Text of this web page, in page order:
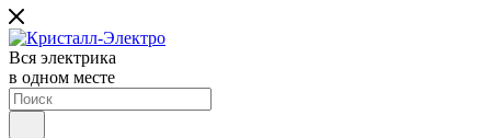
Вся электрика
в одном месте